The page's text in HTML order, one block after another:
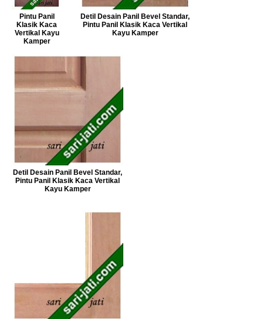
Pintu Panil
Klasik Kaca
Vertikal Kayu
Kamper
Detil Desain Panil Bevel Standar,
Pintu Panil Klasik Kaca Vertikal
Kayu Kamper
Detil Desain Panil Bevel Standar,
Pintu Panil Klasik Kaca Vertikal
Kayu Kamper